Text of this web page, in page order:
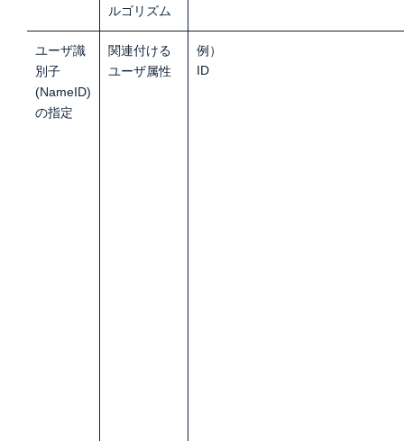
ルゴリズム
ユーザ識
別子
(NameID)
の指定
関連付ける
ユーザ属性
例）
ID